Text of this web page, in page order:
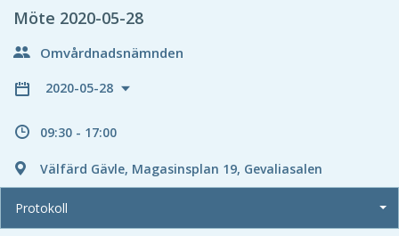
Möte 2020-05-28
Omvårdnadsnämnden
2020-05-28
09:30 - 17:00
Välfärd Gävle, Magasinsplan 19, Gevaliasalen
Protokoll